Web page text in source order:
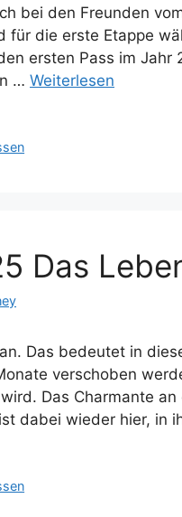
bei den Freunden
für die erste Etappe
ersten Pass im
… Weiterlesen
Das
Das bedeutet in
verschoben
Das Charmante
dabei wieder hier, in